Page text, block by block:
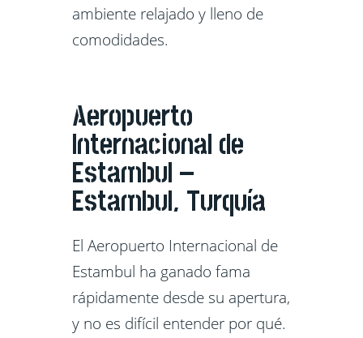
ambiente relajado y lleno de
comodidades.
Aeropuerto
Internacional de
Estambul –
Estambul, Turquía
El Aeropuerto Internacional de
Estambul ha ganado fama
rápidamente desde su apertura,
y no es difícil entender por qué.